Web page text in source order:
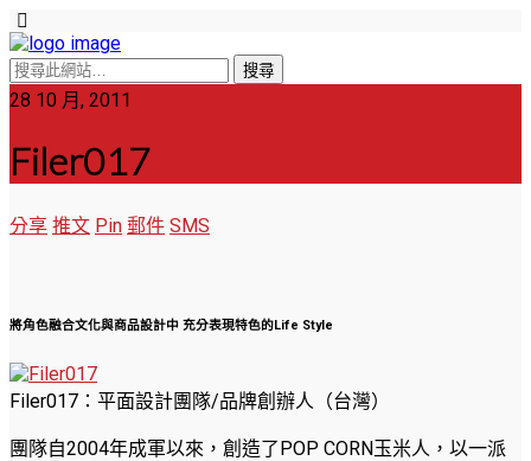
28 10 月, 2011
Filer017
分享 推文 Pin 郵件 SMS
將角色融合文化與商品設計中 充分表現特色的Life Style
Filer017：平面設計團隊/品牌創辦人（台灣）
團隊自2004年成軍以來，創造了POP CORN玉米人，以一派